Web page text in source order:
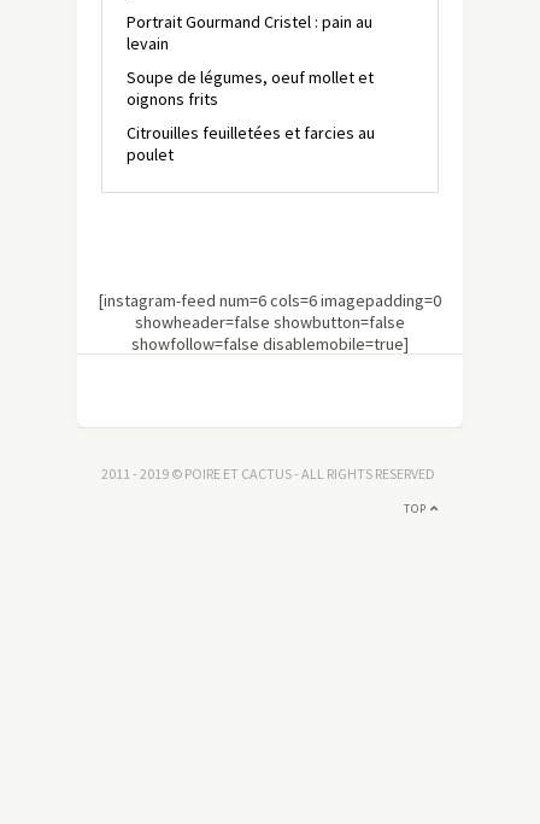
Portrait Gourmand Cristel : pain au
levain
Soupe de légumes, oeuf mollet et
oignons frits
Citrouilles feuilletées et farcies au
poulet
[instagram-feed num=6 cols=6 imagepadding=0
showheader=false showbutton=false
showfollow=false disablemobile=true]
2011 - 2019 © POIRE ET CACTUS - ALL RIGHTS RESERVED
TOP